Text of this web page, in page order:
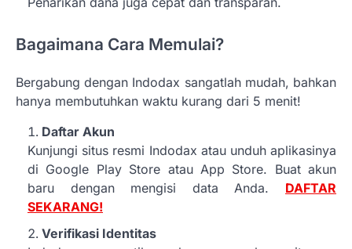
Bagaimana Cara Memulai?
Bergabung dengan Indodax sangatlah mudah, bahkan
hanya membutuhkan waktu kurang dari 5 menit!
Daftar Akun
Kunjungi situs resmi Indodax atau unduh aplikasinya
di Google Play Store atau App Store. Buat akun
baru dengan mengisi data Anda. DAFTAR
SEKARANG!
Verifikasi Identitas